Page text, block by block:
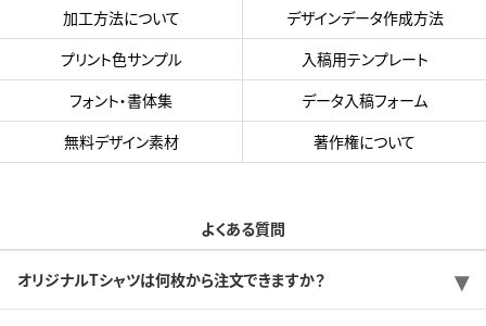
加工方法について
デザインデータ作成方法
プリント色サンプル
入稿用テンプレート
フォント・書体集
データ入稿フォーム
無料デザイン素材
著作権について
よくある質問
オリジナルTシャツは何枚から注文できますか？